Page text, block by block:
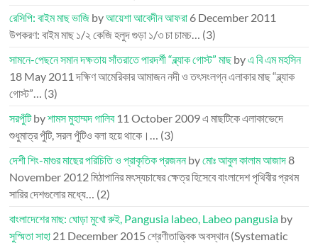
রেসিপি: বাইম মাছ ভাজি byআয়েশা আবেদীন আফরা 6 December 2011
উপকরণ: বাইম মাছ ১/২ কেজি হলুদ গুড়া ১/৩ চা চামচ… (3)
সামনে-পেছনে সমান দক্ষতায় সাঁতরাতে পারদর্শী “ব্ল্যাক গোস্ট” মাছbyএ বি এম মহসিন
18 May 2011 দক্ষিণ আমেরিকার আমাজন নদী ও তৎসংলগ্ন এলাকার মাছ “ব্ল্যাক
গোস্ট”… (3)
সরপুঁটিbyশামস মুহাম্মদ গালিব 11 October 2009এ মাছটিকে এলাকাভেদে
শুধুমাত্র পুঁটি, সরল পুঁটিও বলা হয়ে থাকে।… (3)
দেশী শিং-মাগুর মাছের পরিচিতি ও প্রাকৃতিক প্রজননbyমোঃ আবুল কালাম আজাদ8
November 2012মিঠাপানির মৎস্যচাষের ক্ষেত্র হিসেবে বাংলাদেশ পৃথিবীর প্রথম
সারির দেশগুলোর মধ্যে… (2)
বাংলাদেশের মাছ: ঘোড়া মুখো রুই, Pangusia labeo, Labeo pangusia by
সুস্মিতা সাহা 21 December 2015 শ্রেণীতাত্ত্বিক অবস্থান (Systematic